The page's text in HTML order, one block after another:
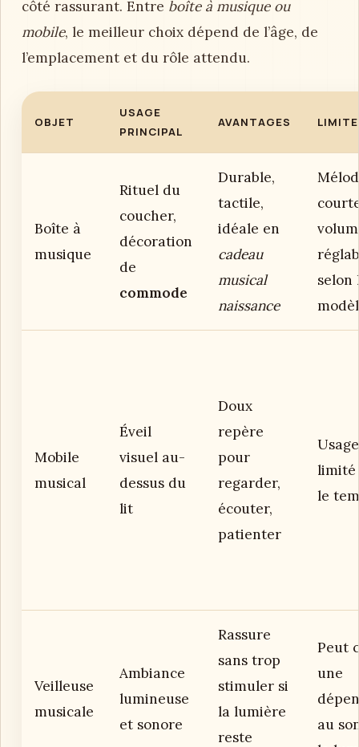
côté rassurant. Entre boîte à musique ou
mobile, le meilleur choix dépend de l’âge, de
l’emplacement et du rôle attendu.
OBJET
USAGE
PRINCIPAL
AVANTAGES
Boîte à
musique
Rituel du
coucher,
décoration
de
commode
Durable,
tactile,
idéale en
cadeau
musical
naissance
selon
Mobile
musical
Éveil
visuel au-
dessus du
lit
Doux
repère
pour
regarder,
écouter,
patienter
Usage
limité
le
Veilleuse
musicale
Ambiance
lumineuse
et sonore
Rassure
sans trop
stimuler si
la lumière
reste
Peut
une
au